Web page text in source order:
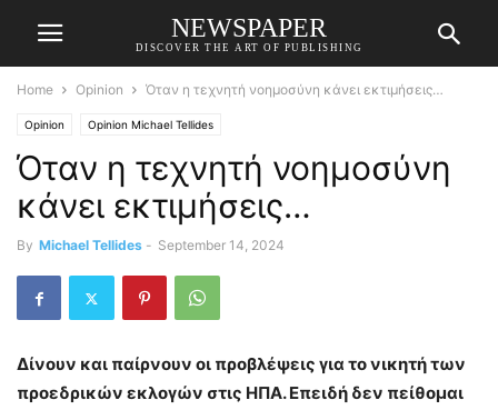
NEWSPAPER
DISCOVER THE ART OF PUBLISHING
Home Opinion Όταν η τεχνητή νοημοσύνη κάνει εκτιμήσεις…
Opinion Opinion Michael Tellides
Όταν η τεχνητή νοημοσύνη
κάνει εκτιμήσεις…
By Michael Tellides - September 14, 2024
Δίνουν και παίρνουν οι προβλέψεις για το νικητή των
προεδρικών εκλογών στις ΗΠΑ. Επειδή δεν πείθομαι